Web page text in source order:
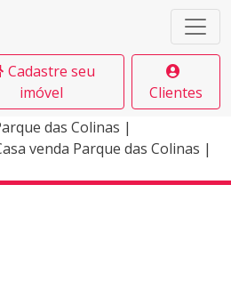
Cadastre seu
imóvel
Clientes
das Colinas |
venda Parque das Colinas |